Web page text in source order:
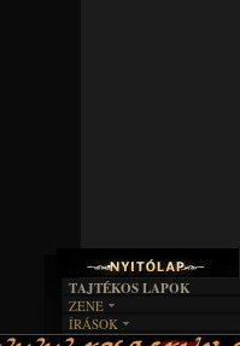
TAJTÉKOS LAPOK
ZENE
EGYÜTTESEK
ÍRÁSOK
BOSZORKÁNYKONYHA